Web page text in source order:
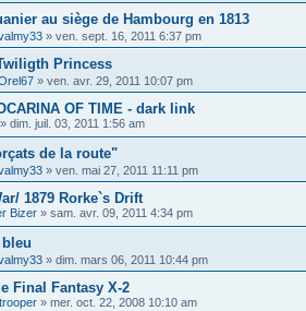
au siège de Hambourg en 1813
» ven. sept. 16, 2011 6:37 pm
Princess
» ven. avr. 29, 2011 10:07 pm
OF TIME - dark link
» dim. juil. 03, 2011 1:56 am
de la route"
» ven. mai 27, 2011 11:11 pm
1879 Rorke`s Drift
Bizer » sam. avr. 09, 2011 4:34 pm
» dim. mars 06, 2011 10:44 pm
Final Fantasy X-2
» mer. oct. 22, 2008 10:10 am